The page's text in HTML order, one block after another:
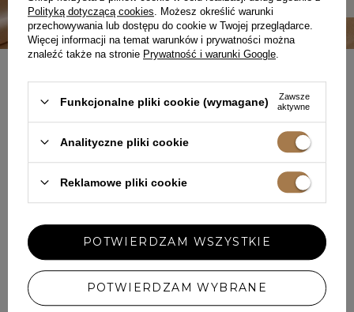
NEWSLETTER
UBIERZ SIĘ W PEWNOŚĆ
SIEBIE
odbierz 50 punktóww programie lojalnościowym Lou.pl
Twój adres email
Wyrażam zgodę na przetwarzanie moich danych osobowych
Polityką dotyczącą cookies . Możesz określić warunki
przechowywania lub dostępu do cookie w Twojej przeglądarce.
Więcej informacji na temat warunków i prywatności można
znaleźć także na stronie Prywatność i warunki Google
Funkcjonalne pliki cookie (wymagane)
Zawsze
aktywne
Analityczne pliki cookie
Reklamowe pliki cookie
POTWIERDZAM WYBRANE
POTWIERDZAM WSZYSTKIE